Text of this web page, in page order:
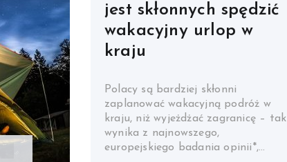
jest skłonnych spędzić
wakacyjny urlop w
kraju
Polacy są bardziej skłonni
zaplanować wakacyjną podróż w
kraju, niż wyjeżdżać zagranicę – tak
wynika z najnowszego,
europejskiego badania opinii*,…